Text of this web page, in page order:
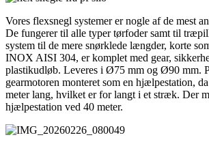
Vores flexsnegl systemer er nogle af de mest
De fungerer til alle typer tørfoder samt til
system til de mere snørklede længder, korte
INOX AISI 304, er komplet med gear,
plastikudløb. Leveres i Ø75 mm og Ø90 mm.
gearmotoren monteret som en hjælpestation,
meter lang, hvilket er for langt i et stræk. Der
hjælpestation ved 40 meter.